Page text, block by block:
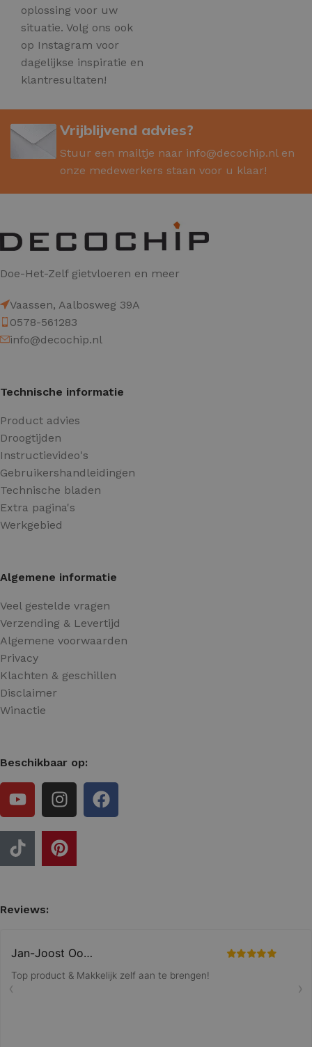
oplossing voor uw
situatie. Volg ons ook
op Instagram voor
dagelijkse inspiratie en
klantresultaten!
Vrijblijvend advies?
Stuur een mailtje naar info@decochip.nl en
onze medewerkers staan voor u klaar!
Doe-Het-Zelf gietvloeren en meer
Vaassen, Aalbosweg 39A
0578-561283
info@decochip.nl
Technische informatie
Product advies
Droogtijden
Instructievideo's
Gebruikershandleidingen
Technische bladen
Extra pagina's
Werkgebied
Algemene informatie
Veel gestelde vragen
Verzending & Levertijd
Algemene voorwaarden
Privacy
Klachten & geschillen
Disclaimer
Winactie
Beschikbaar op:
Reviews: